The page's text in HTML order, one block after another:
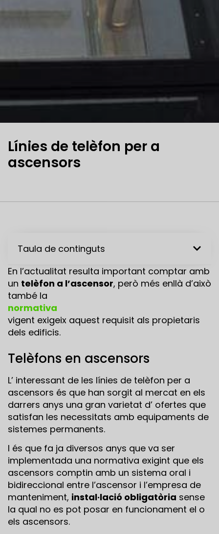
Línies de telèfon per a
ascensors
Taula de continguts
En l’actualitat resulta important comptar amb
un telèfon a l’ascensor, però més enllà d’això
també la
normativa
vigent exigeix aquest requisit als propietaris
dels edificis.
Telèfons en ascensors
L’ interessant de les línies de telèfon per a
ascensors és que han sorgit al mercat en els
darrers anys una gran varietat d’ ofertes que
satisfan les necessitats amb equipaments de
sistemes permanents.
I és que fa ja diversos anys que va ser
implementada una normativa exigint que els
ascensors comptin amb un sistema oral i
bidireccional entre l’ascensor i l’empresa de
manteniment, instal·lació obligatòria sense
la qual no es pot posar en funcionament el o
els ascensors.